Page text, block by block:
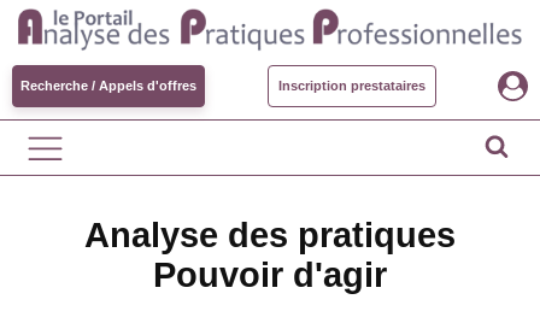
Recherche / Appels d'offres Inscription prestataires
Analyse des pratiques
Pouvoir d'agir